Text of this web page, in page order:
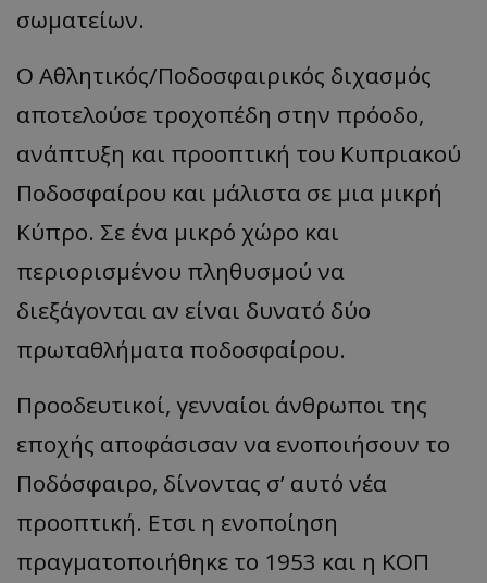
σωματείων.
Ο Αθλητικός/Ποδοσφαιρικός διχασμός
αποτελούσε τροχοπέδη στην πρόοδο,
ανάπτυξη και προοπτική του Κυπριακού
Ποδοσφαίρου και μάλιστα σε μια μικρή
Κύπρο. Σε ένα μικρό χώρο και
περιορισμένου πληθυσμού να
διεξάγονται αν είναι δυνατό δύο
πρωταθλήματα ποδοσφαίρου.
Προοδευτικοί, γενναίοι άνθρωποι της
εποχής αποφάσισαν να ενοποιήσουν το
Ποδόσφαιρο, δίνοντας σ’ αυτό νέα
προοπτική. Ετσι η ενοποίηση
πραγματοποιήθηκε το 1953 και η ΚΟΠ